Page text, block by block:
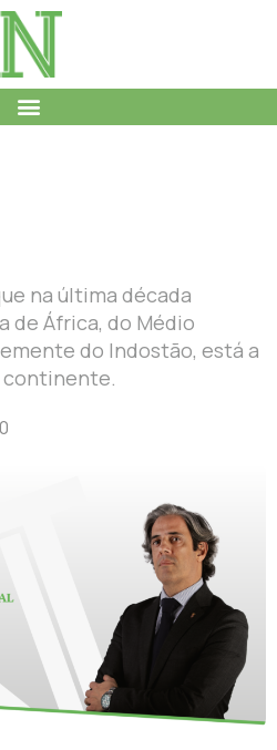
na última década
de África, do Médio
do Indostão, está a
continente.